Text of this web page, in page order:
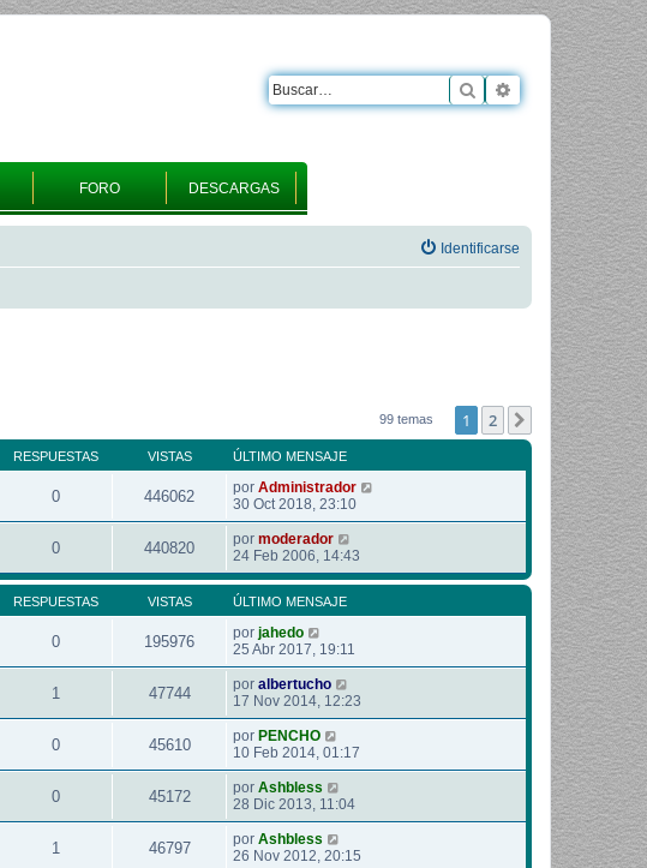
FORO DESCARGAS
Buscar Búsqueda
Identificarse
99 temas 1 2 Siguiente
RESPUESTAS VISTAS ÚLTIMO MENSAJE
0 446062 por Administrador
30 Oct 2018, 23:10
0 440820 por moderador
24 Feb 2006, 14:43
RESPUESTAS VISTAS ÚLTIMO MENSAJE
0 195976 por jahedo
25 Abr 2017, 19:11
1 47744 por albertucho
17 Nov 2014, 12:23
0 45610 por PENCHO
10 Feb 2014, 01:17
0 45172 por Ashbless
28 Dic 2013, 11:04
1 46797 por Ashbless
26 Nov 2012, 20:15